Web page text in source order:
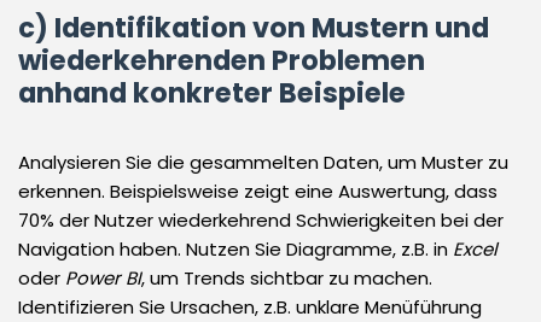
c) Identifikation von Mustern und
wiederkehrenden Problemen
anhand konkreter Beispiele
Analysieren Sie die gesammelten Daten, um Muster zu
erkennen. Beispielsweise zeigt eine Auswertung, dass
70% der Nutzer wiederkehrend Schwierigkeiten bei der
Navigation haben. Nutzen Sie Diagramme, z.B. in Excel
oder Power BI, um Trends sichtbar zu machen.
Identifizieren Sie Ursachen, z.B. unklare Menüführung